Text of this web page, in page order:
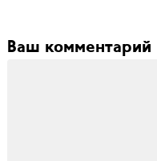
Ваш комментарий